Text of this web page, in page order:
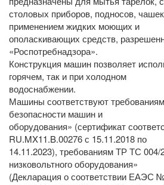
столовых приборов, подносов,
применением жидких моющих и
ополаскивающих средств,
«Роспотребнадзора».
Конструкция машин позволяет
горячем, так и при холодном
водоснабжении.
Машины соответствуют
безопасности машин и
оборудования» (сертификат
RU.MX11.B.00276 с 15.11.2018 по
14.11.2023), требованиям ТР ТС 004/
низковольтного оборудования»
(Декларация о соответствии ЕАЭС